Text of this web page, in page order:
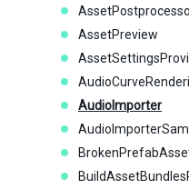
AssetPreview
AudioImporter